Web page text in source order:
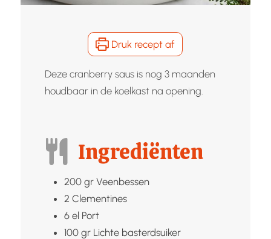
Druk recept af
Deze cranberry saus is nog 3 maanden
houdbaar in de koelkast na opening.
Ingrediënten
200 gr Veenbessen
2 Clementines
6 el Port
100 gr Lichte basterdsuiker